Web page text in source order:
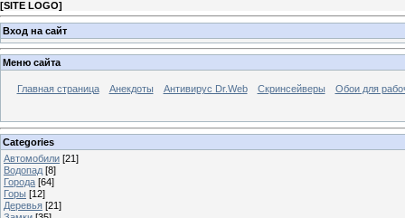
[SITE LOGO]
Вход на сайт
Меню сайта
Главная страница Анекдоты Антивирус Dr.Web Скринсейверы Обои для
Categories
Автомобили [21]
Водопад [8]
Города [64]
Горы [12]
Деревья [21]